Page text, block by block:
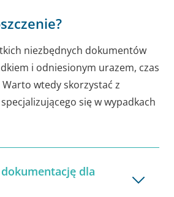
niezbędnych dokumentów
i odniesionym urazem, czas
wtedy skorzystać z
się w wypadkach
dla